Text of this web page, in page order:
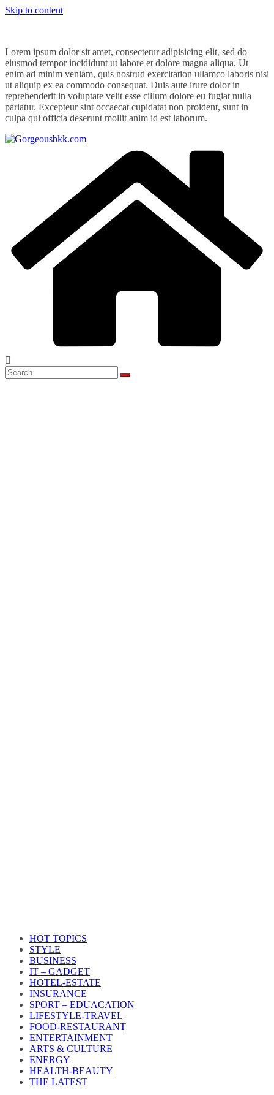
Skip to content
Lorem ipsum dolor sit amet, consectetur adipisicing elit, sed do
eiusmod tempor incididunt ut labore et dolore magna aliqua. Ut
enim ad minim veniam, quis nostrud exercitation ullamco laboris nisi
ut aliquip ex ea commodo consequat. Duis aute irure dolor in
reprehenderit in voluptate velit esse cillum dolore eu fugiat nulla
pariatur. Excepteur sint occaecat cupidatat non proident, sunt in
culpa qui officia deserunt mollit anim id est laborum.
HOT TOPICS
STYLE
BUSINESS
IT – GADGET
HOTEL-ESTATE
INSURANCE
SPORT – EDUACATION
LIFESTYLE​-TRAVEL​
FOOD-RESTAURANT
ENTERTAINMENT
ARTS & CULTURE
ENERGY
HEALTH​-BEAUTY
THE LATEST